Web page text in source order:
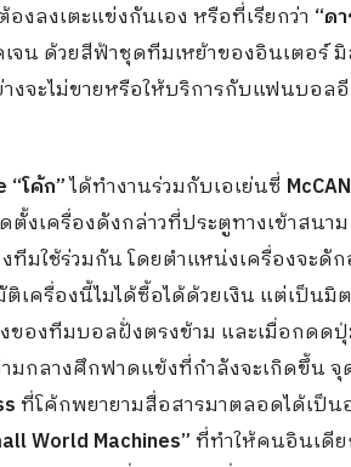
งลงเตะแข่งกันเอง หรือที่เรียกว่า “ด
จน ด้วยสีฟ้าชุดทีมเหย้าของอินเตอร์
งจะไม่ขายหรือให้บริการกับแฟนบอ
“โค้ก”ได้ทำงานร่วมกับเอเย่นซี่
งเครื่องดังกล่าวที่ประตูทางเข้าสนาม
มใช้ร่วมกัน โดยตำแหน่งเครื่องจะดัก
เครื่องนี้ไมได้ซื้อได้ด้วยเงิน แต่เป็น
งของทีมบอลฝั่งตรงข้าม และเมื่อกดด
กลางศึกฟาดแข้งที่กำลังจะเกิดขึ้น จุ
ที่โค้กพยายามสื่อสารมาตลอดได้เป็น
World Machines”ที่ทำให้คนอินเดี